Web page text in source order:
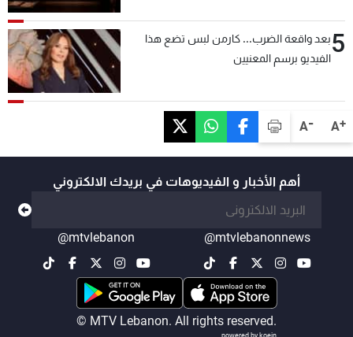
A+
A-
5بعد واقعة الضرب... كارمن لبس تضع هذا
الفيديو برسم المعنيين
أهم الأخبار و الفيديوهات في بريدك الالكتروني
@mtvlebanonnews
@mtvlebanon
© MTV Lebanon. All rights reserved.
powered by koein